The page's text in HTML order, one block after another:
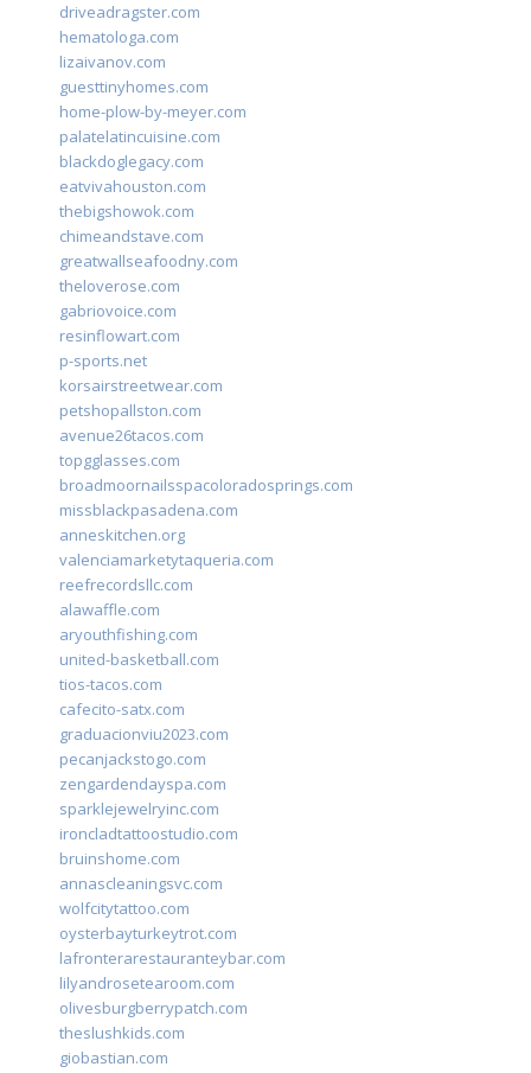
driveadragster.com
hematologa.com
lizaivanov.com
guesttinyhomes.com
home-plow-by-meyer.com
palatelatincuisine.com
blackdoglegacy.com
eatvivahouston.com
thebigshowok.com
chimeandstave.com
greatwallseafoodny.com
theloverose.com
gabriovoice.com
resinflowart.com
p-sports.net
korsairstreetwear.com
petshopallston.com
avenue26tacos.com
topgglasses.com
broadmoornailsspacoloradosprings.com
missblackpasadena.com
anneskitchen.org
valenciamarketytaqueria.com
reefrecordsllc.com
alawaffle.com
aryouthfishing.com
united-basketball.com
tios-tacos.com
cafecito-satx.com
graduacionviu2023.com
pecanjackstogo.com
zengardendayspa.com
sparklejewelryinc.com
ironcladtattoostudio.com
bruinshome.com
annascleaningsvc.com
wolfcitytattoo.com
oysterbayturkeytrot.com
lafronterarestauranteybar.com
lilyandrosetearoom.com
olivesburgberrypatch.com
theslushkids.com
giobastian.com